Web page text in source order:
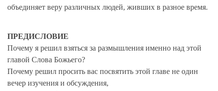
объединяет веру различных людей, живших в разное время.
ПРЕДИСЛОВИЕ
Почему я решил взяться за размышления именно над этой
главой Слова Божьего?
Почему решил просить вас посвятить этой главе не один
вечер изучения и обсуждения,